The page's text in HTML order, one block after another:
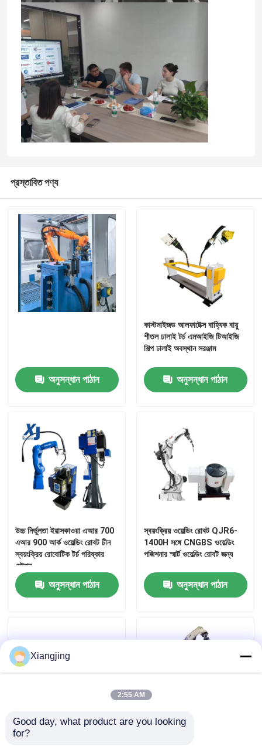
বাড়ি
প্রস্তাবিত পণ্য
অনুসন্ধান পাঠান
কাস্টমাইজড আলফাটেক্স বাহ্যিক বায়ু
শীতল ঢালাই টর্চ এমআইজি টিআইজি
শিল্প ঢালাই অবস্থান সরঞ্জাম
অনুসন্ধান পাঠান
উচ্চ নির্ভুলতা ইয়াসকাওয়া এআর 700
এআর 900 আর্ক ওয়েল্ডিং রোবট চীন
স্বয়ংক্রিয় রোবোটিক টর্চ পরিষ্কার
স্টেশন
অনুসন্ধান পাঠান
স্বয়ংক্রিয় ওয়েল্ডিং রোবট QJR6-
1400H সঙ্গে CNGBS ওয়েল্ডিং
পজিশনার স্মার্ট ওয়েল্ডিং রোবট জন্য
অনুসন্ধান পাঠান
ইয়াসকাওয়া AR2010 সিএনজিবিএস
Xiangjing
2:55 AM
Good day, what product are you looking
for?